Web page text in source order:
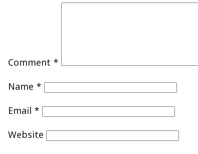
Comment *
Name *
Email *
Website